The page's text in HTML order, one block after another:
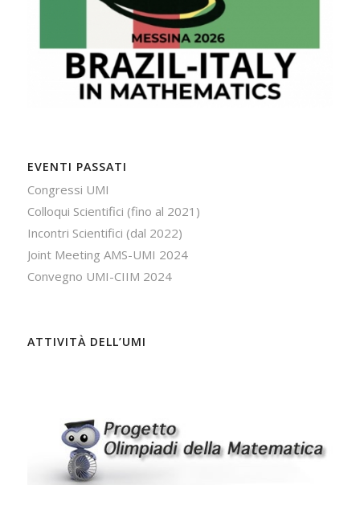
EVENTI PASSATI
Congressi UMI
Colloqui Scientifici (fino al 2021)
Incontri Scientifici (dal 2022)
Joint Meeting AMS-UMI 2024
Convegno UMI-CIIM 2024
ATTIVITÀ DELL’UMI